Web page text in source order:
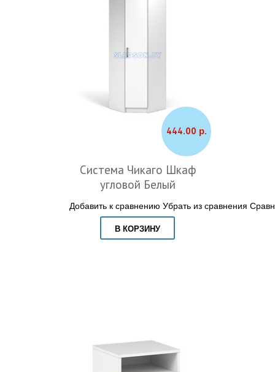
444.00 р.
Система Чикаго Шкаф
угловой Белый
Добавить к сравнению Убрать из сравнения
В КОРЗИНУ